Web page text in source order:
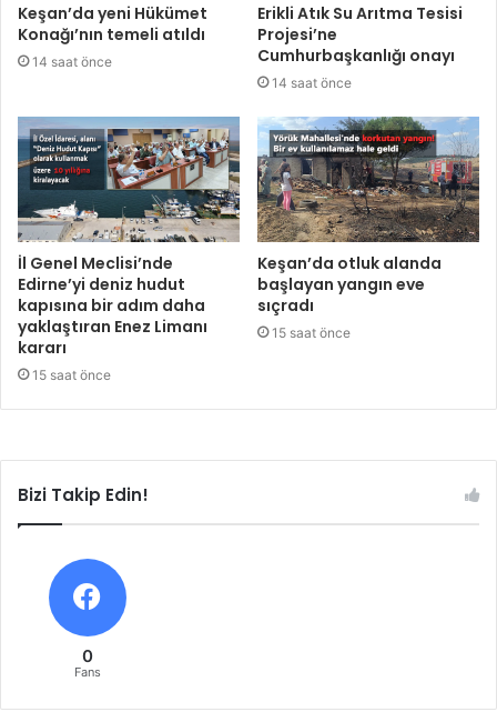
Keşan’da yeni Hükümet
Konağı’nın temeli atıldı
14 saat önce
Erikli Atık Su Arıtma Tesisi
Projesi’ne
Cumhurbaşkanlığı onayı
14 saat önce
İl Genel Meclisi’nde
Edirne’yi deniz hudut
kapısına bir adım daha
yaklaştıran Enez Limanı
kararı
15 saat önce
Keşan’da otluk alanda
başlayan yangın eve
sıçradı
15 saat önce
Bizi Takip Edin!
0
Fans